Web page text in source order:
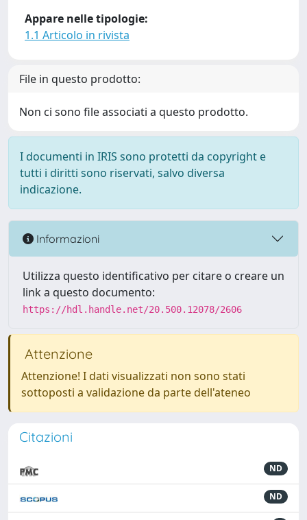
Appare nelle tipologie:
1.1 Articolo in rivista
File in questo prodotto:
Non ci sono file associati a questo prodotto.
I documenti in IRIS sono protetti da copyright e
tutti i diritti sono riservati, salvo diversa
indicazione.
Informazioni
Utilizza questo identificativo per citare o creare un
link a questo documento:
https://hdl.handle.net/20.500.12078/2606
Attenzione
Attenzione! I dati visualizzati non sono stati
sottoposti a validazione da parte dell'ateneo
Citazioni
ND
ND